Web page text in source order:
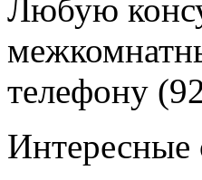
Любую
телефону
Интересные